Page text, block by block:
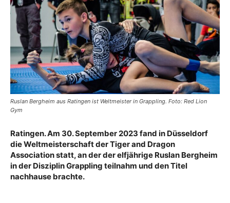
Ruslan Bergheim aus Ratingen ist Weltmeister in Grappling. Foto: Red Lion
Gym
Ratingen. Am 30. September 2023 fand in Düsseldorf
die Weltmeisterschaft der Tiger and Dragon
Association statt, an der der elfjährige Ruslan Bergheim
in der Disziplin Grappling teilnahm und den Titel
nachhause brachte.